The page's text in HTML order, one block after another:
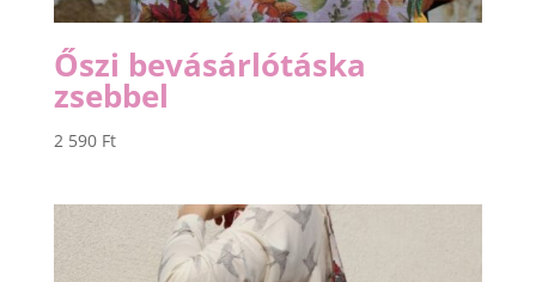
Őszi bevásárlótáska
zsebbel
2 590 Ft